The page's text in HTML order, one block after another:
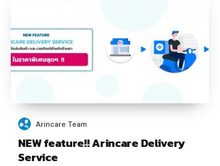
Arincare Team
NEW feature!! Arincare Delivery
Service